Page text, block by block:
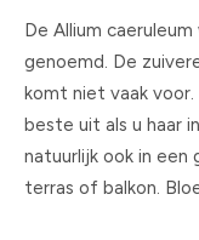
De Allium
genoemd. De
komt niet vaak
beste uit als u haar
natuurlijk ook in
terras of balkon.